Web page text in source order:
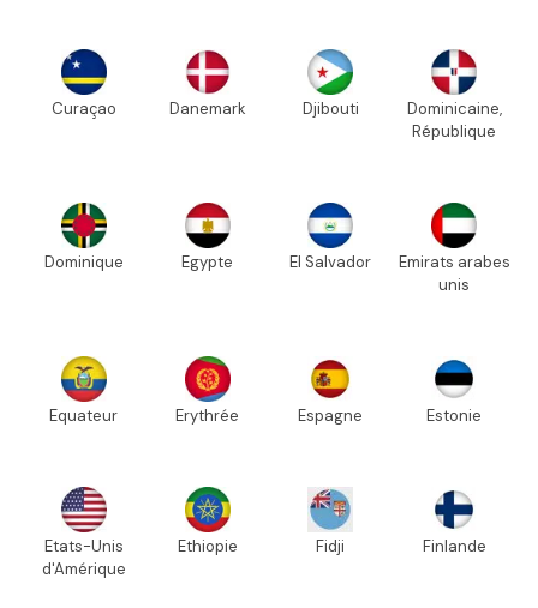
Curaçao Danemark Djibouti
Dominicaine,
République
Dominique Egypte El Salvador
Emirats arabes
unis
Equateur Erythrée Espagne Estonie
Etats-Unis
d'Amérique
Ethiopie Fidji Finlande